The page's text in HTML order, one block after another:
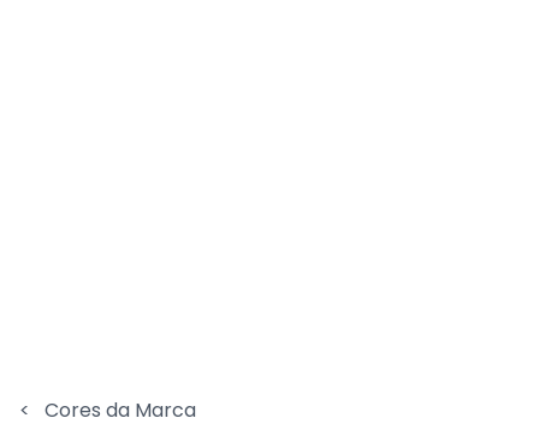
< Cores da Marca